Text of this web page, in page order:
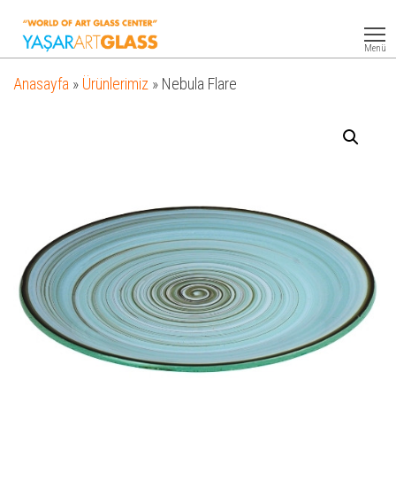
Glass
Menü
Anasayfa » Ürünlerimiz » Nebula Flare